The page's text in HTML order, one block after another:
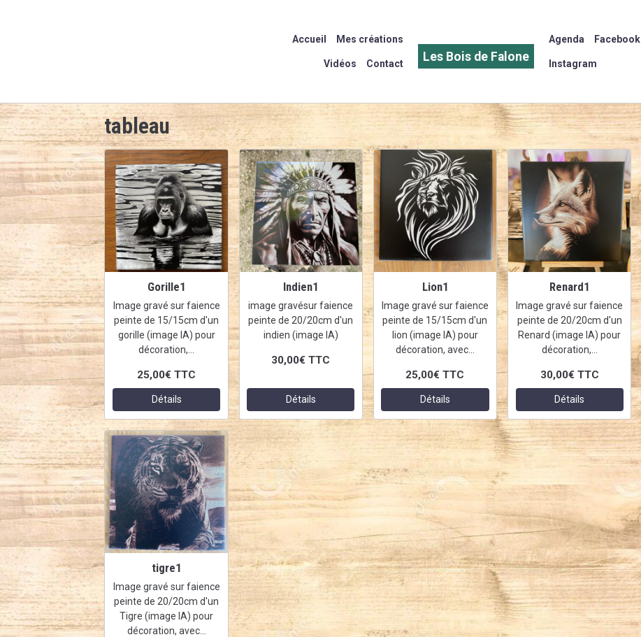
Accueil Mes créations
Vidéos Contact Les Bois de Falone
Agenda Facebook
Instagram
tableau
Gorille1
Image gravé sur faience
peinte de 15/15cm d'un
gorille (image IA) pour
décoration,...
25,00€TTC
Détails
Indien1
image gravésur faience
peinte de 20/20cm d'un
indien (image IA)
30,00€TTC
Détails
Lion1
Image gravé sur faience
peinte de 15/15cm d'un
lion (image IA) pour
décoration, avec...
25,00€TTC
Détails
Renard1
Image gravé sur faience
peinte de 20/20cm d'un
Renard (image IA) pour
décoration,...
30,00€ TTC
Détails
tigre1
Image gravé sur faience
peinte de 20/20cm d'un
Tigre (image IA) pour
décoration, avec...